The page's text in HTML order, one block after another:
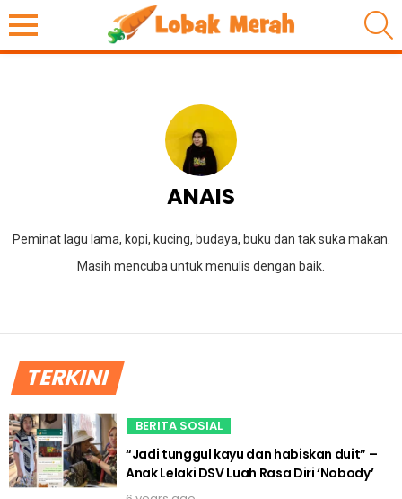
ANAIS
Peminat lagu lama, kopi, kucing, budaya, buku dan tak suka makan.
Masih mencuba untuk menulis dengan baik.
TERKINI
BERITA SOSIAL
“Jadi tunggul kayu dan habiskan duit” –
Anak Lelaki DSV Luah Rasa Diri ‘Nobody’